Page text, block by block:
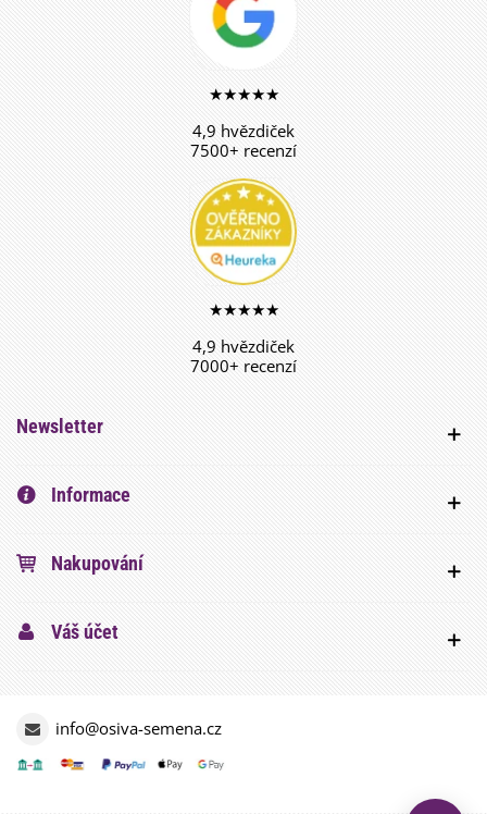
★★★★★
4,9 hvězdiček
7500+ recenzí
★★★★★
4,9 hvězdiček
7000+ recenzí
Newsletter
Informace
Nakupování
Váš účet
info@osiva-semena.cz